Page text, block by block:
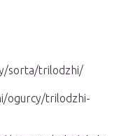
sorta/trilodzhi/
ogurcy/trilodzhi-